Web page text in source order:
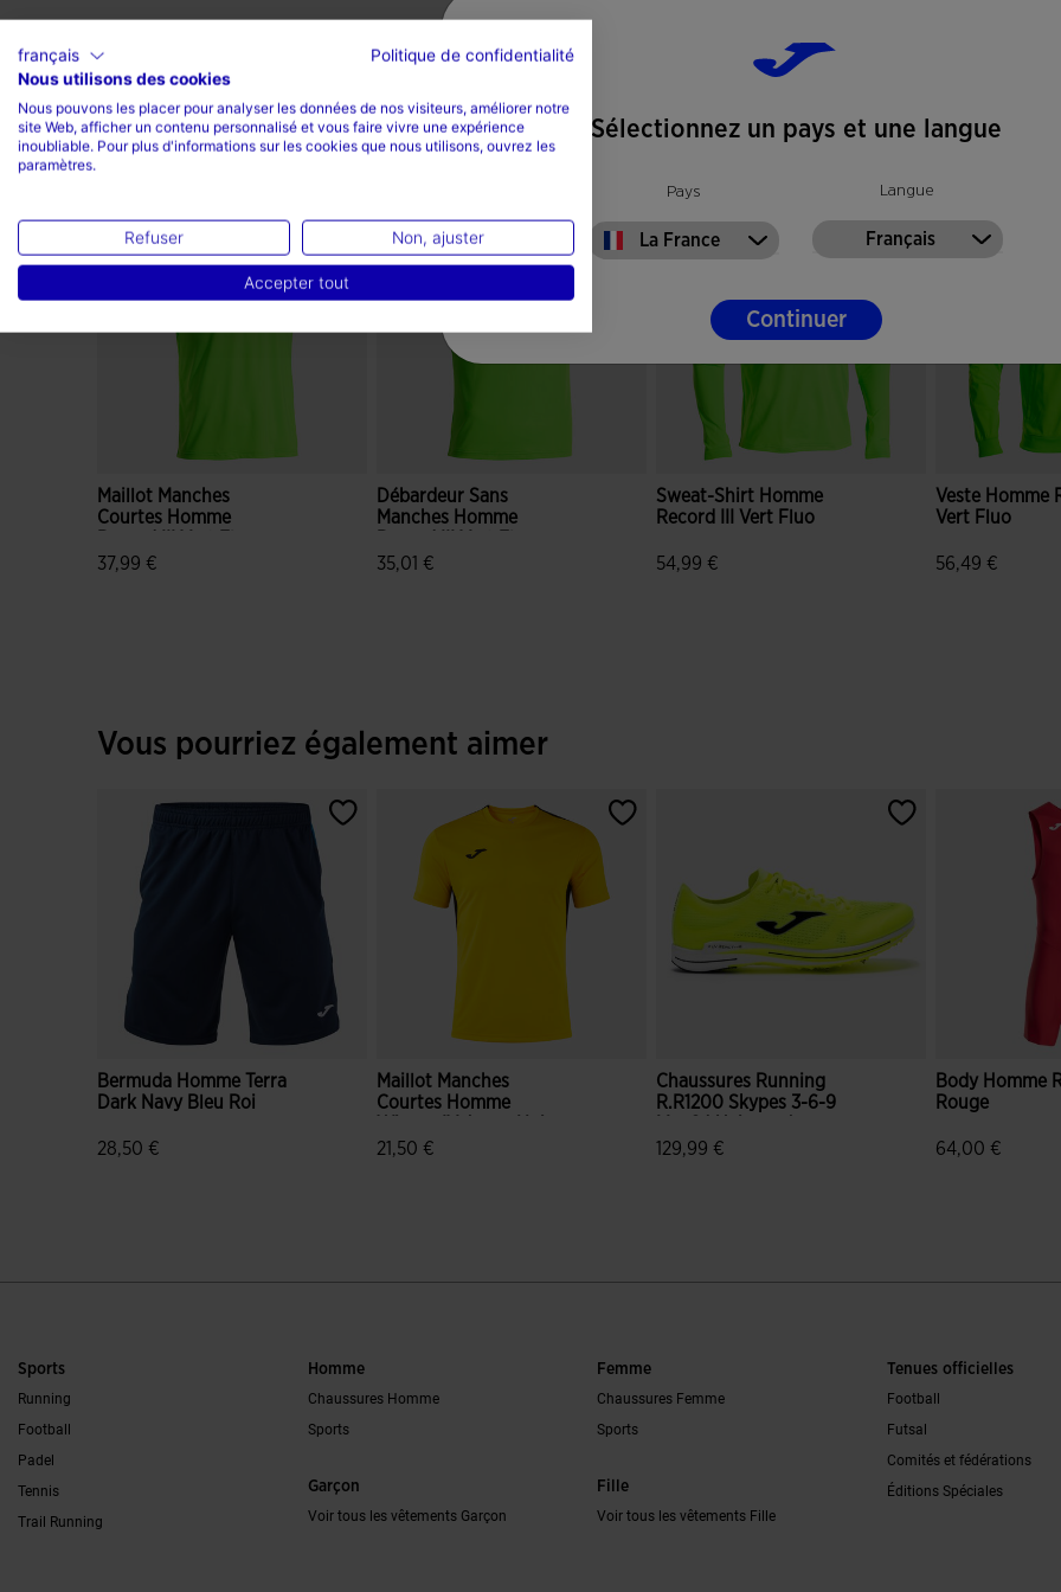
Complétez le look
Maillot Manches
Courtes Homme
37,99 €
Débardeur Sans
Manches Homme
35,01 €
Sweat-Shirt Homme
Record III Vert Fluo
54,99 €
Veste Homme
Vert Fluo
56,49 €
Vous pourriez également aimer
Bermuda Homme Terra
Dark Navy Bleu Roi
28,50 €
Maillot Manches
Courtes Homme
21,50 €
Chaussures Running
R.R1200 Skypes 3-6-9
Fluo
129,99 €
Body Homme
Rouge
64,00 €
Sports
Running
Football
Padel
Tennis
Trail Running
Homme
Chaussures Homme
Sports
Garçon
Voir tous les vêtements Garçon
Femme
Chaussures Femme
Sports
Fille
Voir tous les vêtements Fille
Tenues officielles
Football
Futsal
Comités et fédérations
Éditions Spéciales
Sélectionnez un pays et une langue
Pays
La France
Langue
Français
Continuer
français
Politique de confidentialité
Nous utilisons des cookies
Nous pouvons les placer pour analyser les données de nos visiteurs, améliorer notre
site Web, afficher un contenu personnalisé et vous faire vivre une expérience
inoubliable. Pour plus d'informations sur les cookies que nous utilisons, ouvrez les
paramètres.
Refuser Non, ajuster
Accepter tout